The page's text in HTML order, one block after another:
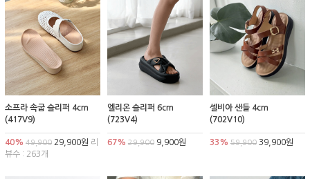
소프라 속굽 슬리퍼 4cm
(417V9)
40% 49,900 29,900원 리
뷰수 : 263개
엘리온 슬리퍼 6cm
(723V4)
67% 29,9009,900원
셀비아 샌들 4cm
(702V10)
33% 59,90039,900원